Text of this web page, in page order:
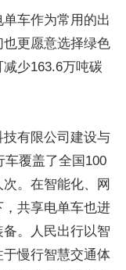
车作为常用的出
更愿意选择绿色
少163.6万吨碳
有限公司建设与
车覆盖了全国100
。在智能化、网
共享电单车也进
。人民出行以智
慢行智慧交通体